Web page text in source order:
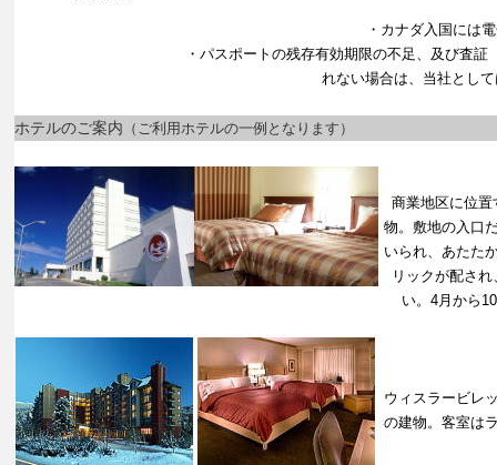
・カナダ入国には
・パスポートの残存有効期限の不足、及び査
れない場合は、当社とし
ホテルのご案内 （ご利用ホテルの一例となります）
商業地区に位
物。敷地の入口
いられ、あたた
リックが配さ
い。4月から
ウィスラービレ
の建物。客室は